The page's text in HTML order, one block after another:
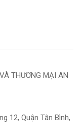
THƯƠNG MẠI AN
12, Quận Tân Bình,